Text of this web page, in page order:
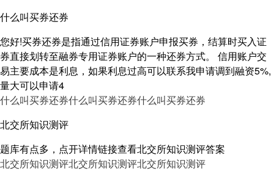
什么叫买券还券
您好!买券还券是指通过信用证券账户申报买券，结算时买入证
券直接划转至融券专用证券账户的一种还券方式。 信用账户交
易主要成本是利息，如果利息过高可以联系我申请调到融资5%,
量大可以申请4
什么叫买券还券什么叫买券还券什么叫买券还券
北交所知识测评
题库有点多，点开详情链接查看北交所知识测评答案
北交所知识测评北交所知识测评北交所知识测评